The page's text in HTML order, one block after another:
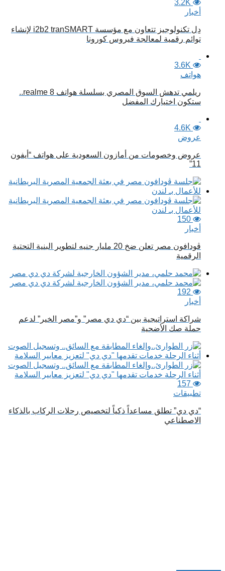
3.2K
أخبار
دِل تكنولوجيز تتعاون مع مؤسسة i2b2 tranSMART لإنشاء
توائم رقمية لمعالجة فيروس كورونا
3.6K
هواتف
ريلمي تدهش السوق المصري بسلسلة هواتف realme 8..
ستكون اختيارك المفضل
4.6K
عروض
عروض وخصومات من أمازون السعودية على هواتف “أيفون
11”
150
أخبار
ڤودافون مصر تعلن ضخ 20 مليار جنيه لتطوير البنية التحتية
الرقمية
192
أخبار
شراكة استراتيجية بين “دي دي مصر” و”مصر الخير” لدعم
حملة صك الأضحية
157
تطبيقات
“دي دي” تطلق مساعداً ذكياً لتخصيص رحلات الركاب بالذكاء
الاصطناعي